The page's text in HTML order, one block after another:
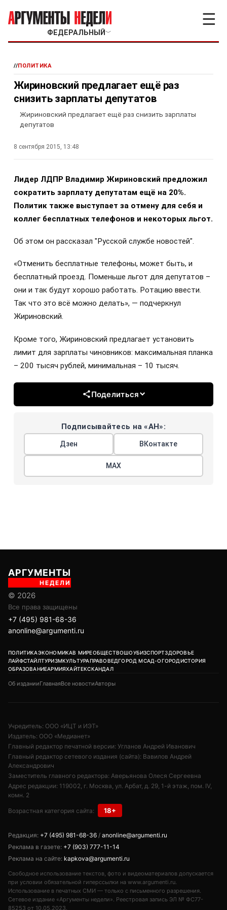
ФЕДЕРАЛЬНЫЙ ﹀
☰
//ПОЛИТИКА
Жириновский предлагает ещё раз
снизить зарплаты депутатов
Жириновский предлагает ещё раз снизить зарплаты
депутатов
8 сентября 2015, 13:48
Лидер ЛДПР Владимир Жириновский предложил
сократить зарплату депутатам ещё на 20%.
Политик также выступает за отмену для себя и
коллег бесплатных телефонов и некоторых льгот.
Об этом он рассказал "Русской службе новостей".
«Отменить бесплатные телефоны, может быть, и
бесплатный проезд. Поменьше льгот для депутатов –
они и так будут хорошо работать. Ротацию ввести.
Так что это всё можно делать», — подчеркнул
Жириновский.
Кроме того, Жириновский предлагает установить
лимит для зарплаты чиновников: максимальная планка
– 200 тысяч рублей, минимальная – 10 тысяч.
Поделиться
Подписывайтесь на «АН»:
Дзен ВКонтакте
МАХ
АРГУМЕНТЫ
НЕДЕЛИ
© 2026
Все права защищены
+7 (495) 981-68-36
anonline@argumenti.ru
ПОЛИТИКАЭКОНОМИКАВ МИРЕОБЩЕСТВОШОУБИЗСПОРТЗДОРОВЬЕ
ЛАЙФСТАЙЛТУРИЗМКУЛЬТУРАПРАВОВЕДГОРОД МСАД-ОГОРОДИСТОРИЯ
ОБРАЗОВАНИЕАРМИЯХАЙТЕКСКАНДАЛ
Об изданииГлавнаяВсе новостиАвторы
Учредитель: ООО «ИЦТ и ИЭТ»
Издатель: ООО «Медианет»
Главный редактор печатной версии: Угланов Андрей Иванович
Главный редактор сетевого издания (сайта): Вавилов Андрей
Александрович
Заместитель главного редактора: Аверьянова Олеся Сергеевна
Адрес редакции: 119002, г. Москва, ул. Арбат, д. 29, 1-й этаж, пом. IV,
комн. 2
Возрастная категория сайта: 18+
Редакция: +7 (495) 981-68-36 / anonline@argumenti.ru
Реклама в газете: +7 (903) 777-11-14
Реклама на сайте: kapkova@argumenti.ru
Свободное использование текстов, фото и видеоматериалов допускается
при условии обязательной гиперссылки на www.argumenti.ru.
Использование в печатных СМИ — только с письменного разрешения.
Сетевое издание «Аргументы недели». Реестровая запись ЭЛ № ФС77-
85253 от 10.05.2023.